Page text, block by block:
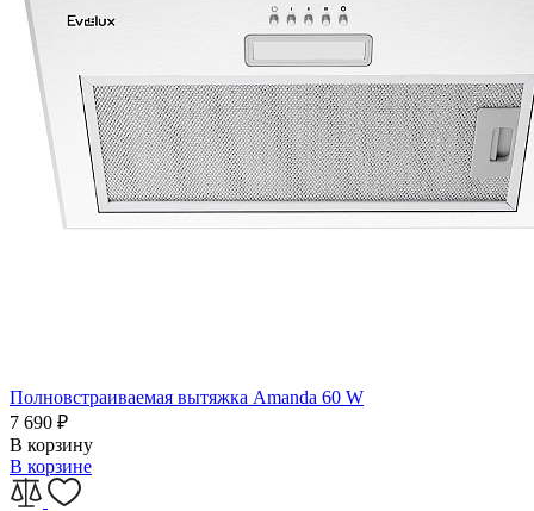
Полновстраиваемая вытяжка Amanda 60 W
7 690 ₽
В корзину
В корзине